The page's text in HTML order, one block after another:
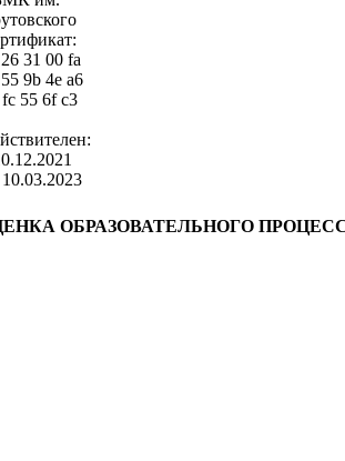
31 00 fa
9b 4e a6
55 6f c3
ОБРАЗОВАТЕЛЬНОГО